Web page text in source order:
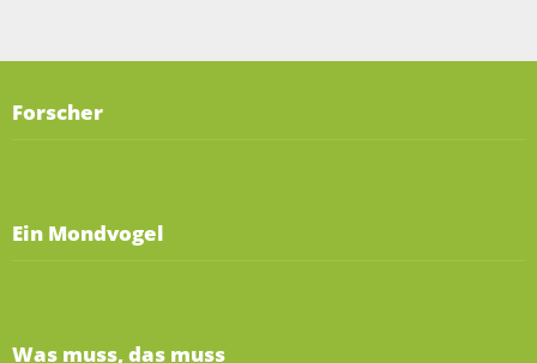
Forscher
Ein Mondvogel
Was muss, das muss